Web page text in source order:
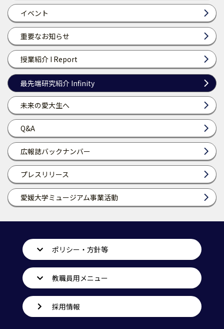
イベント
重要なお知らせ
授業紹介 I Report
最先端研究紹介 Infinity
未来の愛大生へ
Q&A
広報誌バックナンバー
プレスリリース
愛媛大学ミュージアム事業活動
ポリシー・方針等
教職員用メニュー
採用情報